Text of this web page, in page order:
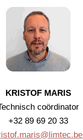
KRISTOF MARIS
coördinator
+32 89 69 20 33